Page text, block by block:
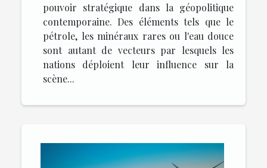
pouvoir stratégique dans la géopolitique
contemporaine. Des éléments tels que le
pétrole, les minéraux rares ou l'eau douce
sont autant de vecteurs par lesquels les
nations déploient leur influence sur la
scène...